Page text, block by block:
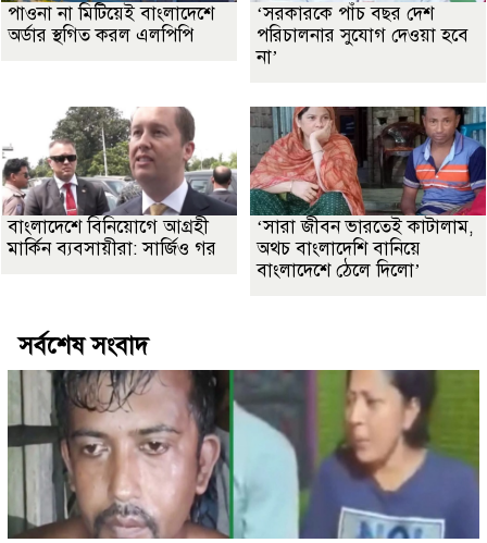
পাওনা না মিটিয়েই বাংলাদেশে
অর্ডার স্থগিত করল এলপিপি
‘সরকারকে পাঁচ বছর দেশ
পরিচালনার সুযোগ দেওয়া হবে
না’
বাংলাদেশে বিনিয়োগে আগ্রহী
মার্কিন ব্যবসায়ীরা: সার্জিও গর
‘সারা জীবন ভারতেই কাটালাম,
অথচ বাংলাদেশি বানিয়ে
বাংলাদেশে ঠেলে দিলো’
সর্বশেষ সংবাদ